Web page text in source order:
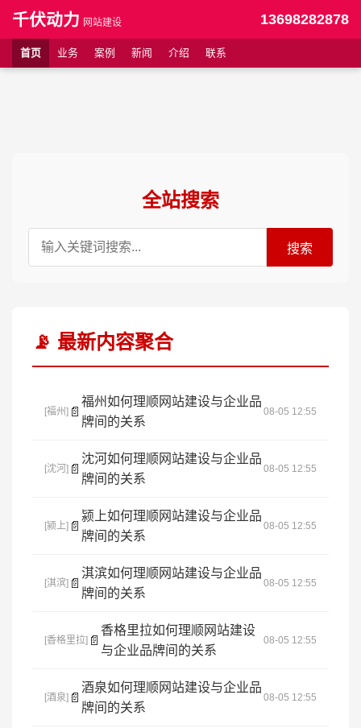
千伏动力 网站建设 13698282878
首页 业务 案例 新闻 介绍 联系
全站搜索
搜索
📡 最新内容聚合
[福州] 📄
福州如何理顺网站建设与企业品
牌间的关系
08-05 12:55
[沈河] 📄
沈河如何理顺网站建设与企业品
牌间的关系
08-05 12:55
[颍上] 📄
颍上如何理顺网站建设与企业品
牌间的关系
08-05 12:55
[淇滨] 📄
淇滨如何理顺网站建设与企业品
牌间的关系
08-05 12:55
[香格里拉] 📄
香格里拉如何理顺网站建设
与企业品牌间的关系
08-05 12:55
[酒泉] 📄
酒泉如何理顺网站建设与企业品
牌间的关系
08-05 12:55